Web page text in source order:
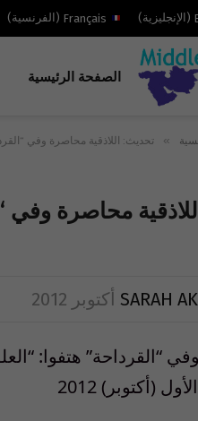
( الإنجليزية)
Français
( الفرنسية)
الصفحة الرئيسية
» تحديث: اللاذقية محاصرة وفي
محاصرة وفي
SARAH
“القرداحة” هتفوا: